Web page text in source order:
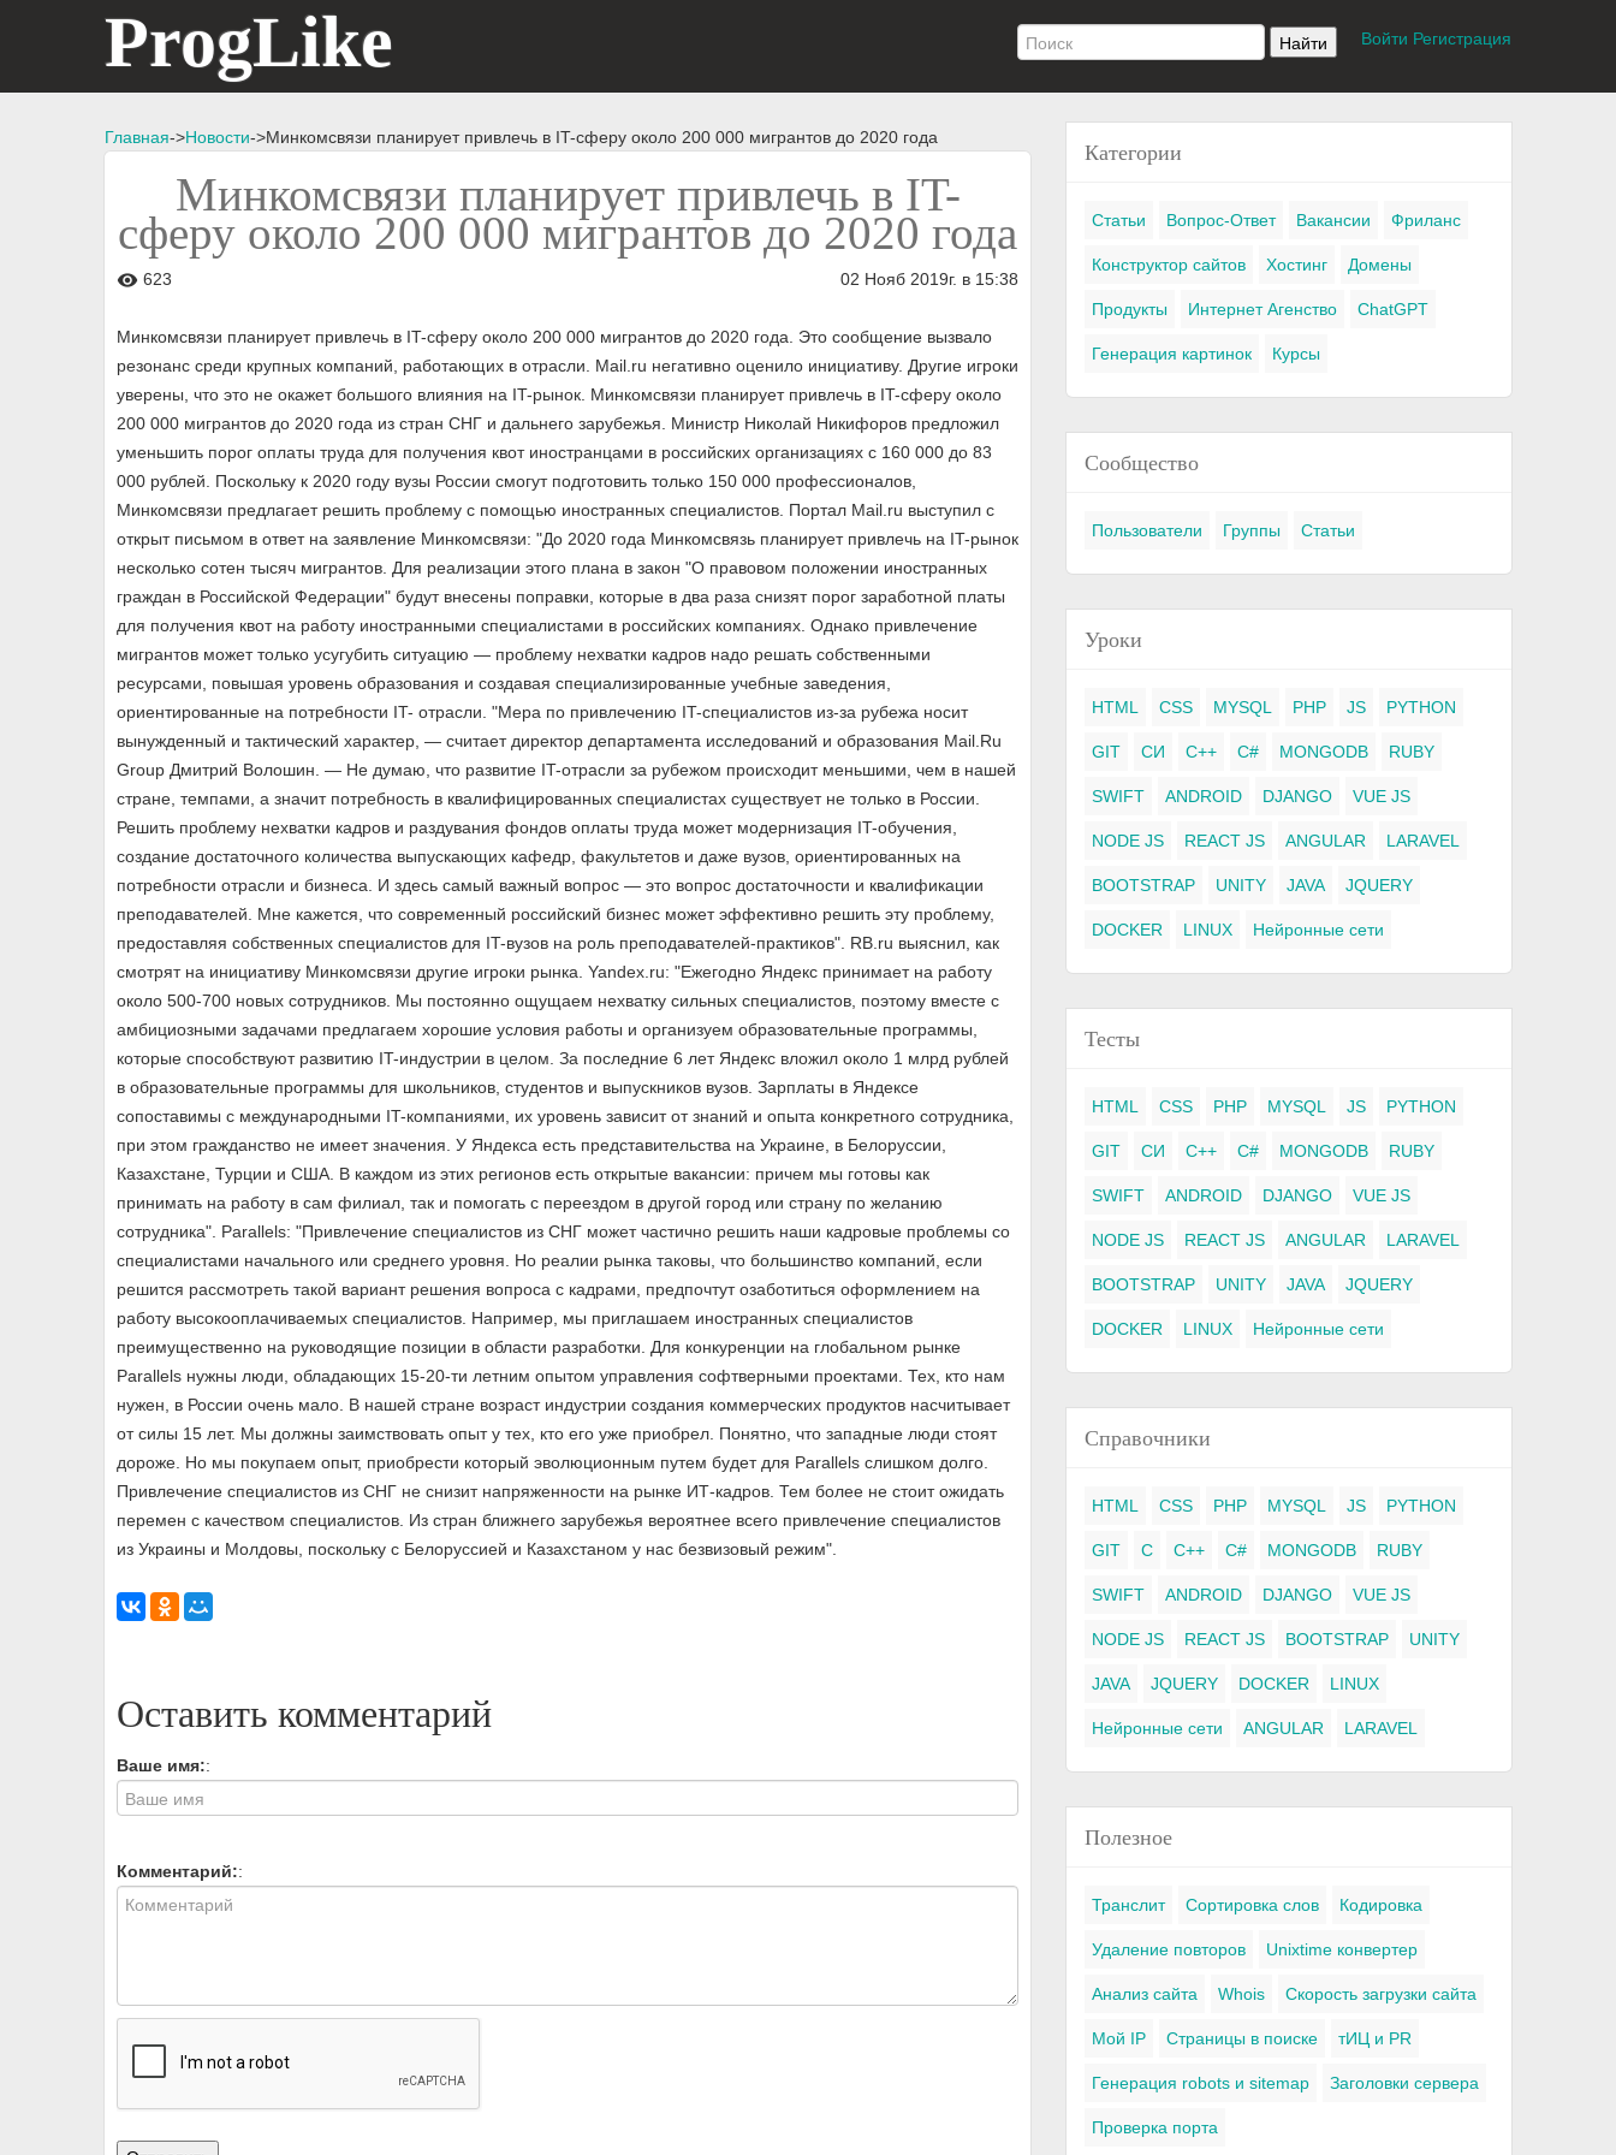
ProgLike Войти Регистрация
Главная->Новости->Минкомсвязи планирует привлечь в IT-сферу около 200 000 мигрантов до 2020 года
Минкомсвязи планирует привлечь в IT-
сферу около 200 000 мигрантов до 2020 года
visibility 623 02 Нояб 2019г. в 15:38
Минкомсвязи планирует привлечь в IT-сферу около 200 000 мигрантов до 2020 года. Это сообщение вызвало
резонанс среди крупных компаний, работающих в отрасли. Mail.ru негативно оценило инициативу. Другие игроки
уверены, что это не окажет большого влияния на IT-рынок. Минкомсвязи планирует привлечь в IT-сферу около
200 000 мигрантов до 2020 года из стран СНГ и дальнего зарубежья. Министр Николай Никифоров предложил
уменьшить порог оплаты труда для получения квот иностранцами в российских организациях с 160 000 до 83
000 рублей. Поскольку к 2020 году вузы России смогут подготовить только 150 000 профессионалов,
Минкомсвязи предлагает решить проблему с помощью иностранных специалистов. Портал Mail.ru выступил с
открыт письмом в ответ на заявление Минкомсвязи: "До 2020 года Минкомсвязь планирует привлечь на IT-рынок
несколько сотен тысяч мигрантов. Для реализации этого плана в закон "О правовом положении иностранных
граждан в Российской Федерации" будут внесены поправки, которые в два раза снизят порог заработной платы
для получения квот на работу иностранными специалистами в российских компаниях. Однако привлечение
мигрантов может только усугубить ситуацию — проблему нехватки кадров надо решать собственными
ресурсами, повышая уровень образования и создавая специализированные учебные заведения,
ориентированные на потребности IT- отрасли. "Мера по привлечению IT-специалистов из-за рубежа носит
вынужденный и тактический характер, — считает директор департамента исследований и образования Mail.Ru
Group Дмитрий Волошин. — Не думаю, что развитие IT-отрасли за рубежом происходит меньшими, чем в нашей
стране, темпами, а значит потребность в квалифицированных специалистах существует не только в России.
Решить проблему нехватки кадров и раздувания фондов оплаты труда может модернизация IT-обучения,
создание достаточного количества выпускающих кафедр, факультетов и даже вузов, ориентированных на
потребности отрасли и бизнеса. И здесь самый важный вопрос — это вопрос достаточности и квалификации
преподавателей. Мне кажется, что современный российский бизнес может эффективно решить эту проблему,
предоставляя собственных специалистов для IT-вузов на роль преподавателей-практиков". RB.ru выяснил, как
смотрят на инициативу Минкомсвязи другие игроки рынка. Yandex.ru: "Ежегодно Яндекс принимает на работу
около 500-700 новых сотрудников. Мы постоянно ощущаем нехватку сильных специалистов, поэтому вместе с
амбициозными задачами предлагаем хорошие условия работы и организуем образовательные программы,
которые способствуют развитию IT-индустрии в целом. За последние 6 лет Яндекс вложил около 1 млрд рублей
в образовательные программы для школьников, студентов и выпускников вузов. Зарплаты в Яндексе
сопоставимы с международными IT-компаниями, их уровень зависит от знаний и опыта конкретного сотрудника,
при этом гражданство не имеет значения. У Яндекса есть представительства на Украине, в Белоруссии,
Казахстане, Турции и США. В каждом из этих регионов есть открытые вакансии: причем мы готовы как
принимать на работу в сам филиал, так и помогать с переездом в другой город или страну по желанию
сотрудника". Parallels: "Привлечение специалистов из СНГ может частично решить наши кадровые проблемы со
специалистами начального или среднего уровня. Но реалии рынка таковы, что большинство компаний, если
решится рассмотреть такой вариант решения вопроса с кадрами, предпочтут озаботиться оформлением на
работу высокооплачиваемых специалистов. Например, мы приглашаем иностранных специалистов
преимущественно на руководящие позиции в области разработки. Для конкуренции на глобальном рынке
Parallels нужны люди, обладающих 15-20-ти летним опытом управления софтверными проектами. Тех, кто нам
нужен, в России очень мало. В нашей стране возраст индустрии создания коммерческих продуктов насчитывает
от силы 15 лет. Мы должны заимствовать опыт у тех, кто его уже приобрел. Понятно, что западные люди стоят
дороже. Но мы покупаем опыт, приобрести который эволюционным путем будет для Parallels слишком долго.
Привлечение специалистов из СНГ не снизит напряженности на рынке ИТ-кадров. Тем более не стоит ожидать
перемен с качеством специалистов. Из стран ближнего зарубежья вероятнее всего привлечение специалистов
из Украины и Молдовы, поскольку с Белоруссией и Казахстаном у нас безвизовый режим".
Оставить комментарий
Ваше имя::
Комментарий::
Категории
Статьи Вопрос-Ответ Вакансии Фриланс
Конструктор сайтов Хостинг Домены
Продукты Интернет Агенство ChatGPT
Генерация картинок Курсы
Сообщество
Пользователи Группы Статьи
Уроки
HTML CSS MYSQL PHP JS PYTHON
GIT СИ C++ C# MONGODB RUBY
SWIFT ANDROID DJANGO VUE JS
NODE JS REACT JS ANGULAR LARAVEL
BOOTSTRAP UNITY JAVA JQUERY
DOCKER LINUX Нейронные сети
Тесты
HTML CSS PHP MYSQL JS PYTHON
GIT СИ C++ C# MONGODB RUBY
SWIFT ANDROID DJANGO VUE JS
NODE JS REACT JS ANGULAR LARAVEL
BOOTSTRAP UNITY JAVA JQUERY
DOCKER LINUX Нейронные сети
Справочники
HTML CSS PHP MYSQL JS PYTHON
GIT C C++ C# MONGODB RUBY
SWIFT ANDROID DJANGO VUE JS
NODE JS REACT JS BOOTSTRAP UNITY
JAVA JQUERY DOCKER LINUX
Нейронные сети ANGULAR LARAVEL
Полезное
Транслит Сортировка слов Кодировка
Удаление повторов Unixtime конвертер
Анализ сайта Whois Скорость загрузки сайта
Мой IP Страницы в поиске тИЦ и PR
Генерация robots и sitemap Заголовки сервера
Проверка порта